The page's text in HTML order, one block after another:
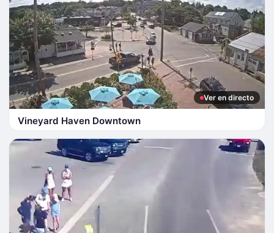
Ver en directo
Vineyard Haven Downtown